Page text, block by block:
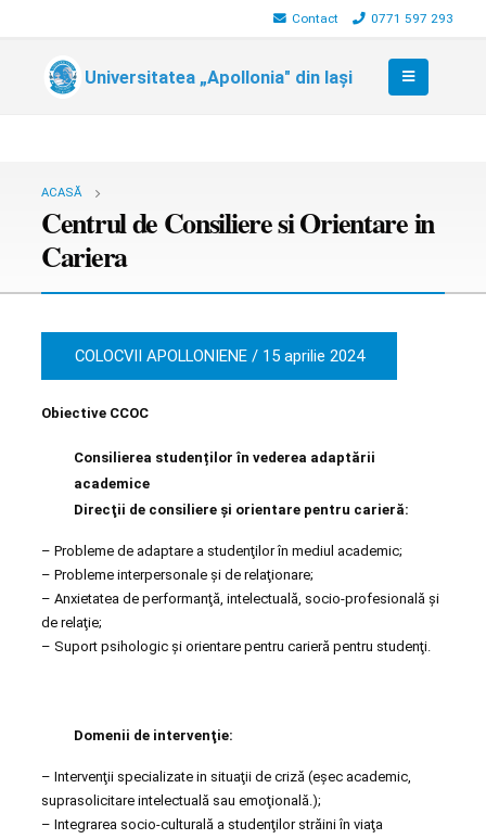
Contact 0771 597 293
Universitatea „Apollonia" din Iași
ACASĂ
Centrul de Consiliere si Orientare in
Cariera
COLOCVII APOLLONIENE / 15 aprilie 2024
Obiective CCOC
Consilierea studenților în vederea adaptării
academice
Direcţii de consiliere şi orientare pentru carieră:
– Probleme de adaptare a studenţilor în mediul academic;
– Probleme interpersonale şi de relaţionare;
– Anxietatea de performanţă, intelectuală, socio-profesională şi
de relaţie;
– Suport psihologic şi orientare pentru carieră pentru studenţi.
Domenii de intervenţie:
– Intervenţii specializate in situaţii de criză (eşec academic,
suprasolicitare intelectuală sau emoţională.);
– Integrarea socio-culturală a studenţilor străini în viaţa